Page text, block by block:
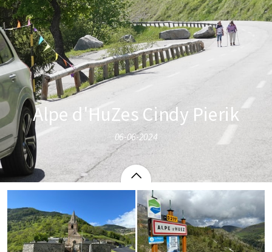
Alpe d'HuZes Cindy Pierik
06-06-2024